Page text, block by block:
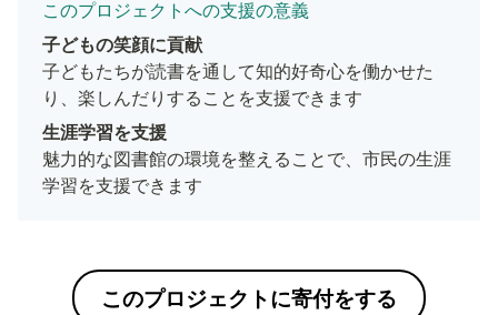
このプロジェクトへの支援の意義
子どもたちが読書を通して知的好奇心を働かせた
り、楽しんだりすることを支援できます
生涯学習を支援
魅力的な図書館の環境を整えることで、市民の生涯
学習を支援できます
このプロジェクトに寄付をする